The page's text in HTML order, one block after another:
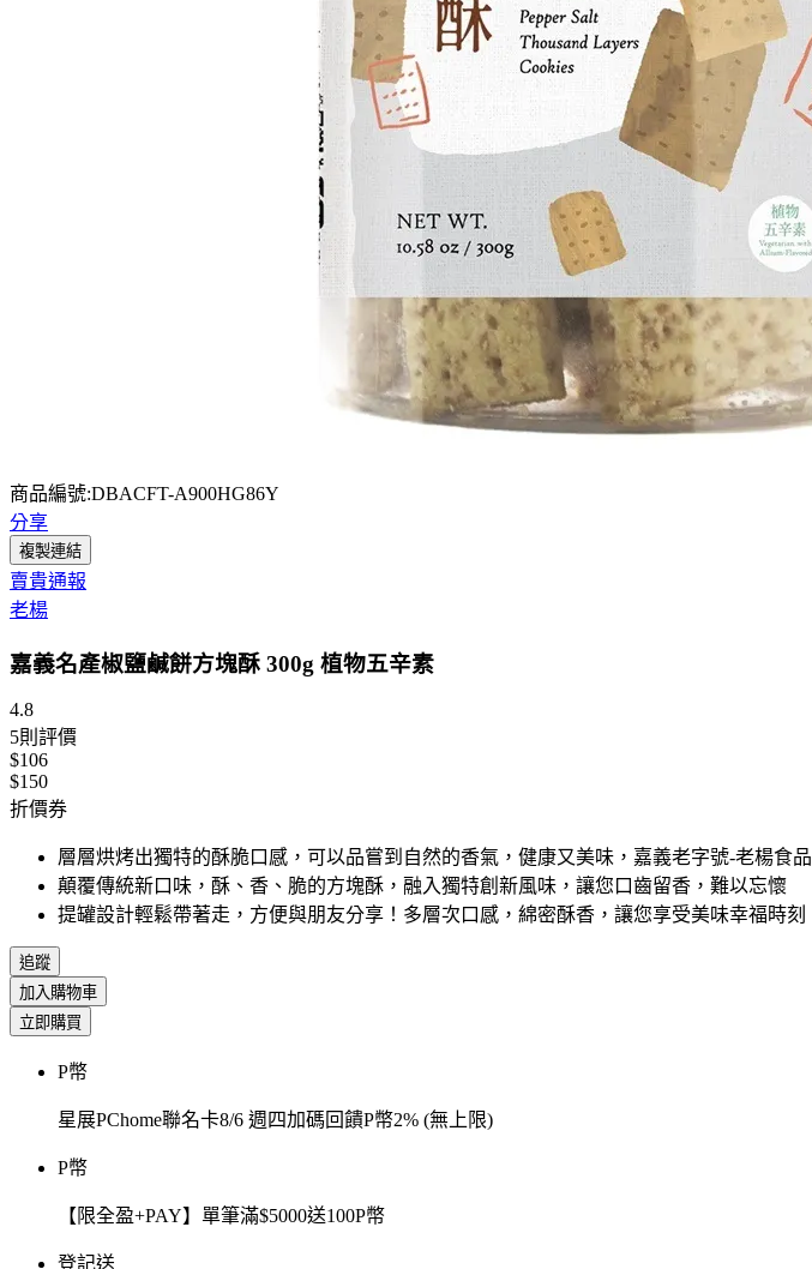
商品編號:DBACFT-A900HG86Y
分享
複製連結
賣貴通報
老楊
嘉義名產椒鹽鹹餅方塊酥 300g 植物五辛素
4.8
5則評價
$106
$150
折價券
層層烘烤出獨特的酥脆口感，可以品嘗到自然的香氣，健康又美味，嘉義老字號-老楊食品
顛覆傳統新口味，酥、香、脆的方塊酥，融入獨特創新風味，讓您口齒留香，難以忘懷
提罐設計輕鬆帶著走，方便與朋友分享！多層次口感，綿密酥香，讓您享受美味幸福時刻
追蹤
加入購物車
立即購買
P幣
星展PChome聯名卡8/6 週四加碼回饋P幣2% (無上限)
P幣
【限全盈+PAY】單筆滿$5000送100P幣
登記送